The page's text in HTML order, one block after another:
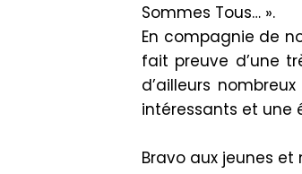
Sommes Tous… ».
En compagnie de
fait preuve d’une
d’ailleurs
intéressants et une
Bravo aux jeunes et